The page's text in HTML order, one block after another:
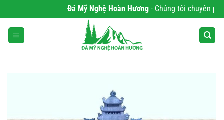
qua
nội
dung
Đá Mỹ Nghệ Hoàn Hương- Chúng tôi chuyên